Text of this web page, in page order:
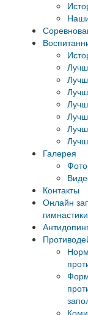
Галерея
Контакты
Онлайн